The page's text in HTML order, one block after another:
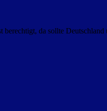
da sollte